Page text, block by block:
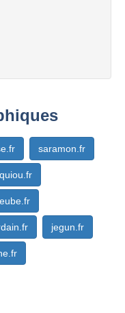
saramon.fr
jegun.fr